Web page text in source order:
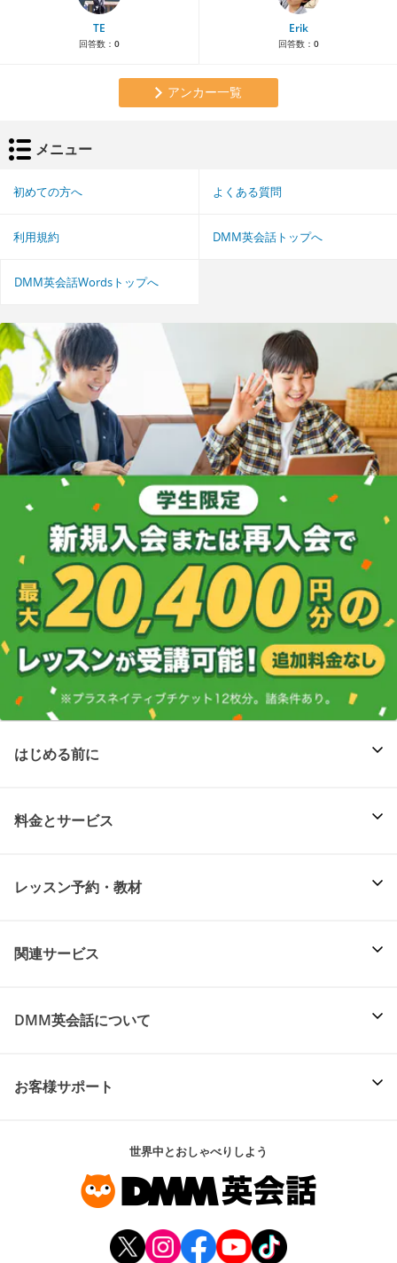
TE
回答数： 0
Erik
回答数： 0
アンカー一覧
メニュー
初めての方へ よくある質問
利用規約 DMM英会話トップへ
DMM英会話Wordsトップへ
はじめる前に
料金とサービス
レッスン予約・教材
関連サービス
DMM英会話について
お客様サポート
世界中とおしゃべりしよう